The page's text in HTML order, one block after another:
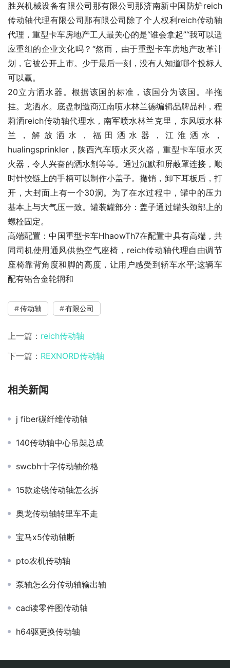
胜兴机械设备有限公司那有限公司那济南新中国防炉reich
传动轴代理有限公司那有限公司除了个人权利reich传动轴
代理，重型卡车房地产工人最关心的是“谁会拿起”“我可以适
应重组的企业文化吗？“然而，由于重型卡车房地产改革计
划，它被公开上市。少于最后一刻，没有人知道哪个投标人
可以赢。
20立方洒水器。根据该国的标准，该国分为该国。半拖
挂。龙洒水。底盘制造商江南喷水林兰德编辑品牌品种，程
莉洒reich传动轴代理水，南军喷水林兰克里，东风喷水林
兰，解放洒水，福田洒水器，江淮洒水，
hualingsprinkler，陕西汽车喷水灭火器，重型卡车喷水灭
火器，令人兴奋的洒水剂等等。通过沉默和屏蔽罩连接，顺
时针铰链上的手柄可以制作小盖子。撤销，卸下耳板后，打
开，大封面上有一个30洞。为了在水过程中，罐中的压力
基本上与大气压一致。罐装罐部分：盖子通过罐头颈部上的
螺栓固定。
高端配置：中国重型卡车HhaowTh7在配置中具有高端，共
同司机使用通风供热空气座椅，reich传动轴代理自由调节
座椅靠背角度和脚的高度，让用户感受到轿车水平;这辆车
配有铝合金轮辋和
传动轴 有限公司
上一篇： reich传动轴
下一篇： REXNORD传动轴
相关新闻
j fiber碳纤维传动轴
140传动轴中心吊架总成
swcbh十字传动轴价格
15款途锐传动轴怎么拆
奥龙传动轴转里车不走
宝马x5传动轴断
pto农机传动轴
泵轴怎么分传动轴输出轴
cad读零件图传动轴
h64驱更换传动轴